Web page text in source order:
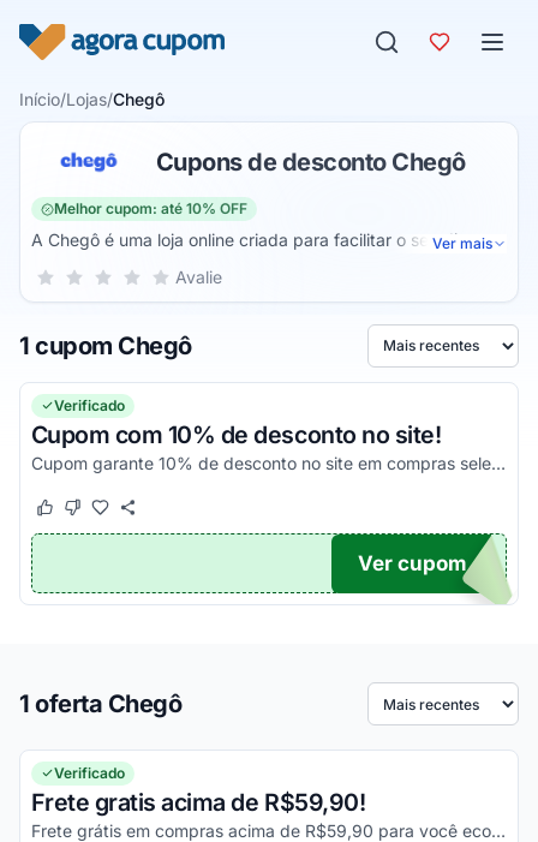
Início/Lojas/Chegô
Cupons de desconto Chegô
Melhor cupom: até 10% OFF
A Chegô é uma loja online criada para facilitar o seu dia a
dia, reunindo produtos de qualidade de lojistas da sua
A proposta é simples: tornar suas compras mais fáceis
enquanto fortalece o comércio local. É um espaço confiável,
transparente e pensado para quem valoriza comodidade
sem abrir mão de escolher bem.
Ver mais
Sua nota para Chegô, de 1 a 5 estrelas
5 estrelas
4 estrelas
3 estrelas
2 estrelas
1 estrela Avalie
1 cupom Chegô Ordenar por
Verificado
Cupom com 10% de desconto no site!
Cupom garante 10% de desconto no site em compras selecionadas. Aproveite!
Este cupom funcionou
Este cupom não funcionou
O...
Ver cupom
1 oferta Chegô Ordenar por
Verificado
Frete gratis acima de R$59,90!
Frete grátis em compras acima de R$59,90 para você economizar ainda mais no pedido.